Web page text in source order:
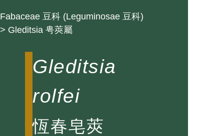
Fabaceae 豆科 (Leguminosae 豆科)
> Gleditsia 甹莢屬
Gleditsia
rolfei
恆春皂莢